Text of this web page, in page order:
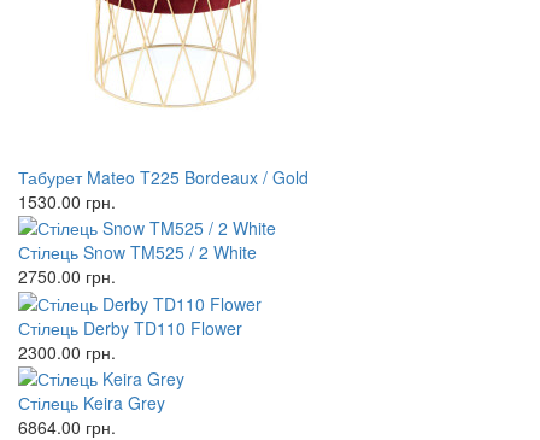
Табурет Mateo T225 Bordeaux / Gold
1530.00 грн.
Стілець Snow TM525 / 2 White
2750.00 грн.
Стілець Derby TD110 Flower
2300.00 грн.
Стілець Keira Grey
6864.00 грн.